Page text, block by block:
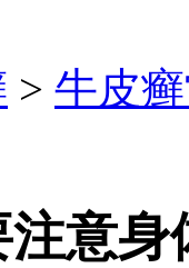
> 牛皮
意身